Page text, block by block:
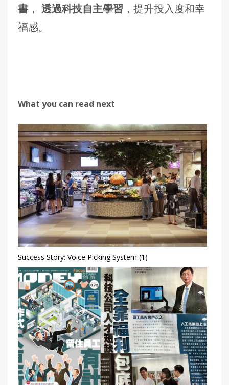
書， 透過科技自主學習 ，提升投入度和幸
福感。
What you can read next
Success Story: Voice Picking System (1)